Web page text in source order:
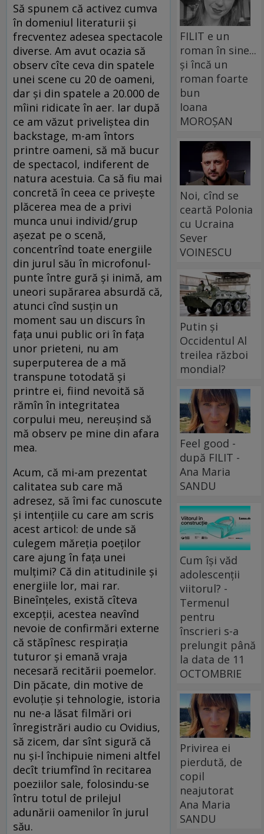
Să spunem că activez cumva
în domeniul literaturii și
frecventez adesea spectacole
diverse. Am avut ocazia să
observ cîte ceva din spatele
unei scene cu 20 de oameni,
dar și din spatele a 20.000 de
mîini ridicate în aer. Iar după
ce am văzut priveliștea din
backstage, m-am întors
printre oameni, să mă bucur
de spectacol, indiferent de
natura acestuia. Ca să fiu mai
concretă în ceea ce privește
plăcerea mea de a privi
munca unui individ/grup
așezat pe o scenă,
concentrînd toate energiile
din jurul său în microfonul-
punte între gură și inimă, am
uneori supărarea absurdă că,
atunci cînd susțin un
moment sau un discurs în
fața unui public ori în fața
unor prieteni, nu am
superputerea de a mă
transpune totodată și
printre ei, fiind nevoită să
rămîn în integritatea
corpului meu, nereușind să
mă observ pe mine din afara
mea.
Acum, că mi-am prezentat
calitatea sub care mă
adresez, să îmi fac cunoscute
și intențiile cu care am scris
acest articol: de unde să
culegem măreția poeților
care ajung în fața unei
mulțimi? Că din atitudinile și
energiile lor, mai rar.
Bineînțeles, există cîteva
excepții, acestea neavînd
nevoie de confirmări externe
că stăpînesc respirația
tuturor și emană vraja
necesară recitării poemelor.
Din păcate, din motive de
evoluție și tehnologie, istoria
nu ne-a lăsat filmări ori
înregistrări audio cu Ovidius,
să zicem, dar sînt sigură că
nu și-l închipuie nimeni altfel
decît triumfînd în recitarea
poeziilor sale, folosindu-se
întru totul de prilejul
adunării oamenilor în jurul
său.
FILIT e un
roman în sine...
și încă un
roman foarte
bun
Ioana
MOROȘAN
Noi, cînd se
ceartă Polonia
cu Ucraina
Sever
VOINESCU
Putin și
Occidentul Al
treilea război
mondial?
Feel good -
după FILIT -
Ana Maria
SANDU
Cum își văd
adolescenții
viitorul? -
Termenul
pentru
înscrieri s-a
prelungit până
la data de 11
OCTOMBRIE
Privirea ei
pierdută, de
copil
neajutorat
Ana Maria
SANDU